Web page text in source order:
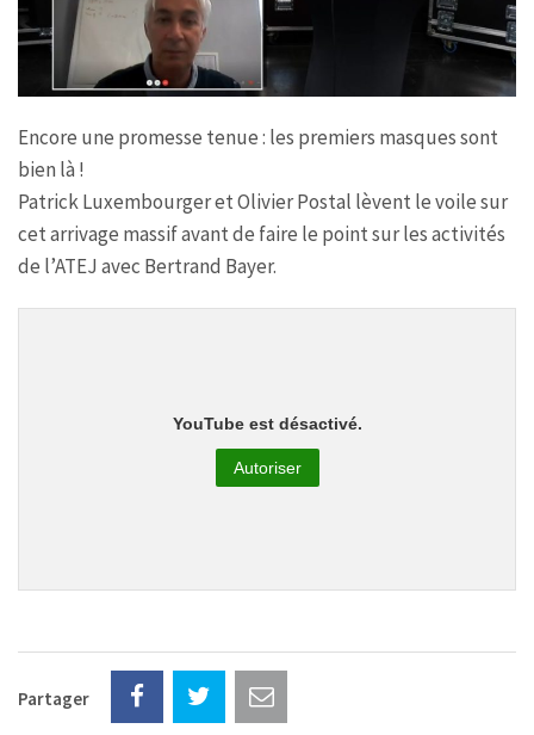
Encore une promesse tenue : les premiers masques sont
bien là !
Patrick Luxembourger et Olivier Postal lèvent le voile sur
cet arrivage massif avant de faire le point sur les activités
de l’ATEJ avec Bertrand Bayer.
YouTube est désactivé.
Autoriser
Partager